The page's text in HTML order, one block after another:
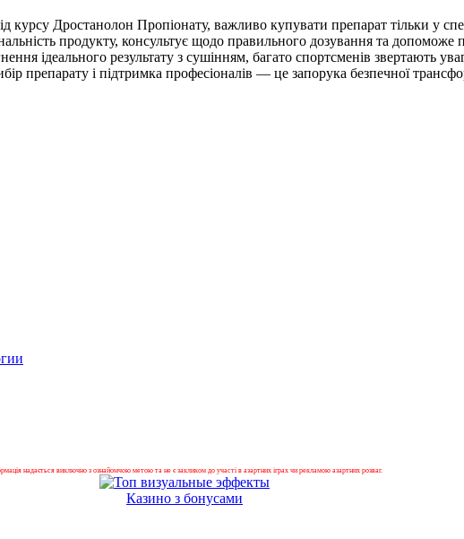
Дростанолон Пропіонату, важливо купувати препарат тільки у
продукту, консультує щодо правильного дозування та
ідеального результату з сушінням, багато спортсменів звертають
препарату і підтримка професіоналів — це запорука безпечної
надається виключно з ознайомчою метою та не є закликом до участі в азартних іграх чи рекламою азартних розваг.
Казино з бонусами